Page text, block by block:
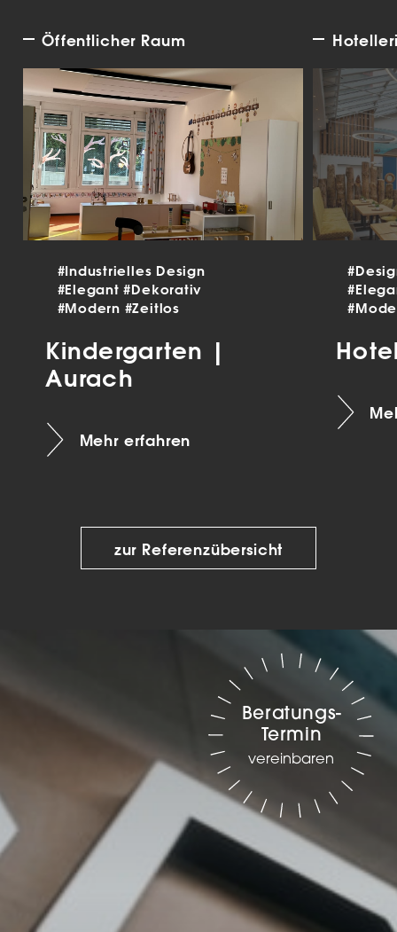
Öffentlicher Raum
#Industrielles Design
#Elegant#Dekorativ
#Modern #Zeitlos
Kindergarten |
Aurach
Mehr erfahren
zur Referenzübersicht
Beratungs-
Termin
vereinbaren